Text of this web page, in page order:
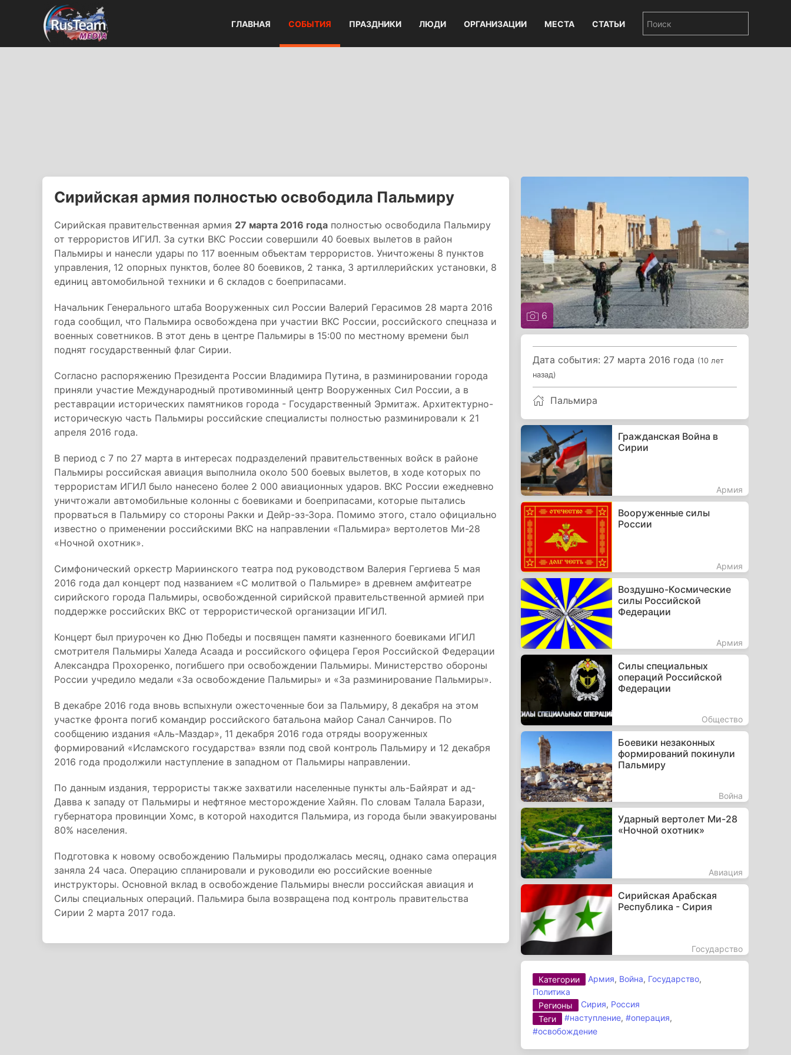
ГЛАВНАЯ СОБЫТИЯ ПРАЗДНИКИ ЛЮДИ ОРГАНИЗАЦИИ МЕСТА СТАТЬИ
Сирийская армия полностью освободила Пальмиру
Сирийская правительственная армия 27 марта 2016 года полностью освободила Пальмиру
от террористов ИГИЛ. За сутки ВКС России совершили 40 боевых вылетов в район
Пальмиры и нанесли удары по 117 военным объектам террористов. Уничтожены 8 пунктов
управления, 12 опорных пунктов, более 80 боевиков, 2 танка, 3 артиллерийских установки, 8
единиц автомобильной техники и 6 складов с боеприпасами.
Начальник Генерального штаба Вооруженных сил России Валерий Герасимов 28 марта 2016
года сообщил, что Пальмира освобождена при участии ВКС России, российского спецназа и
военных советников. В этот день в центре Пальмиры в 15:00 по местному времени был
поднят государственный флаг Сирии.
Согласно распоряжению Президента России Владимира Путина, в разминировании города
приняли участие Международный противоминный центр Вооруженных Сил России, а в
реставрации исторических памятников города - Государственный Эрмитаж. Архитектурно-
историческую часть Пальмиры российские специалисты полностью разминировали к 21
апреля 2016 года.
В период с 7 по 27 марта в интересах подразделений правительственных войск в районе
Пальмиры российская авиация выполнила около 500 боевых вылетов, в ходе которых по
террористам ИГИЛ было нанесено более 2 000 авиационных ударов. ВКС России ежедневно
уничтожали автомобильные колонны с боевиками и боеприпасами, которые пытались
прорваться в Пальмиру со стороны Ракки и Дейр-эз-Зора. Помимо этого, стало официально
известно о применении российскими ВКС на направлении «Пальмира» вертолетов Ми-28
«Ночной охотник».
Симфонический оркестр Мариинского театра под руководством Валерия Гергиева 5 мая
2016 года дал концерт под названием «С молитвой о Пальмире» в древнем амфитеатре
сирийского города Пальмиры, освобожденной сирийской правительственной армией при
поддержке российских ВКС от террористической организации ИГИЛ.
Концерт был приурочен ко Дню Победы и посвящен памяти казненного боевиками ИГИЛ
смотрителя Пальмиры Халеда Асаада и российского офицера Героя Российской Федерации
Александра Прохоренко, погибшего при освобождении Пальмиры. Министерство обороны
России учредило медали «За освобождение Пальмиры» и «За разминирование Пальмиры».
В декабре 2016 года вновь вспыхнули ожесточенные бои за Пальмиру, 8 декабря на этом
участке фронта погиб командир российского батальона майор Санал Санчиров. По
сообщению издания «Аль-Маздар», 11 декабря 2016 года отряды вооруженных
формирований «Исламского государства» взяли под свой контроль Пальмиру и 12 декабря
2016 года продолжили наступление в западном от Пальмиры направлении.
По данным издания, террористы также захватили населенные пункты аль-Байярат и ад-
Давва к западу от Пальмиры и нефтяное месторождение Хайян. По словам Талала Барази,
губернатора провинции Хомс, в которой находится Пальмира, из города были эвакуированы
80% населения.
Подготовка к новому освобождению Пальмиры продолжалась месяц, однако сама операция
заняла 24 часа. Операцию спланировали и руководили ею российские военные
инструкторы. Основной вклад в освобождение Пальмиры внесли российская авиация и
Силы специальных операций. Пальмира была возвращена под контроль правительства
Сирии 2 марта 2017 года.
6
Дата события: 27 марта 2016 года (10 лет
назад)
Пальмира
Гражданская Война в
Сирии
Армия
Вооруженные силы
России
Армия
Воздушно-Космические
силы Российской
Федерации
Армия
Силы специальных
операций Российской
Федерации
Общество
Боевики незаконных
формирований покинули
Пальмиру
Война
Ударный вертолет Ми-28
«Ночной охотник»
Авиация
Сирийская Арабская
Республика - Сирия
Государство
Категории Армия, Война, Государство,
Политика
Регионы
Сирия, Россия
Теги
#наступление,#операция,
#освобождение